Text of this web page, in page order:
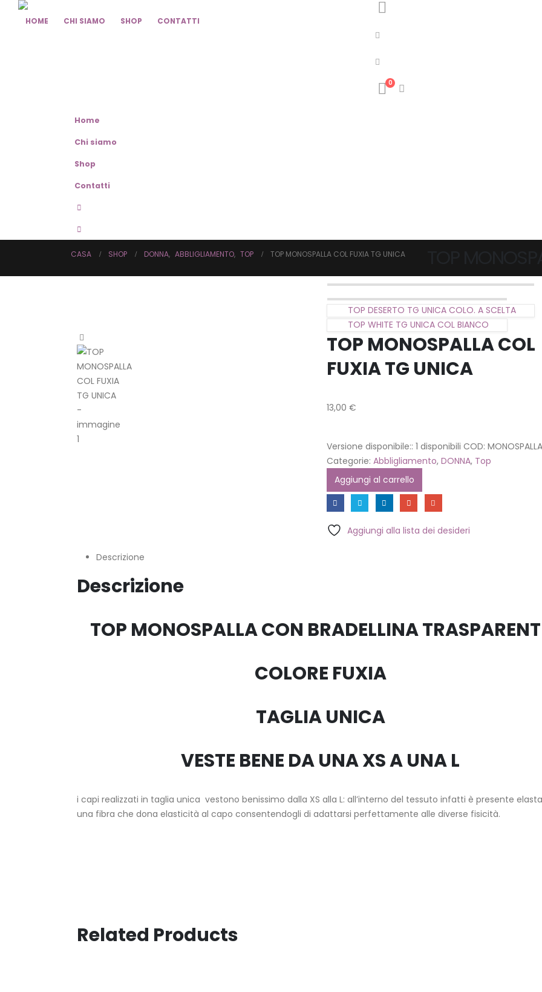
HOME CHI SIAMO SHOP CONTATTI
0
Home
Chi siamo
Shop
Contatti
CASA SHOP DONNA, ABBLIGLIAMENTO, TOP TOP MONOSPALLA COL FUXIA TG UNICA
TOP DESERTO TG UNICA COLO. A SCELTA
TOP WHITE TG UNICA COL BIANCO
TOP MONOSPALLA COL
FUXIA TG UNICA
13,00 €
Versione disponibile:: 1 disponibili COD: MONOSPALLA
Categorie: Abbligliamento, DONNA, Top
Aggiungi al carrello
Aggiungi alla lista dei desideri
Descrizione
Descrizione
TOP MONOSPALLA CON BRADELLINA
COLORE FUXIA
TAGLIA UNICA
VESTE BENE DA UNA XS A UNA L
i capi realizzati in taglia unica vestono benissimo dalla XS alla L: all’interno del tessuto infatti è presente
una fibra che dona elasticità al capo consentendogli di adattarsi perfettamente alle diverse fisicità.
Related Products